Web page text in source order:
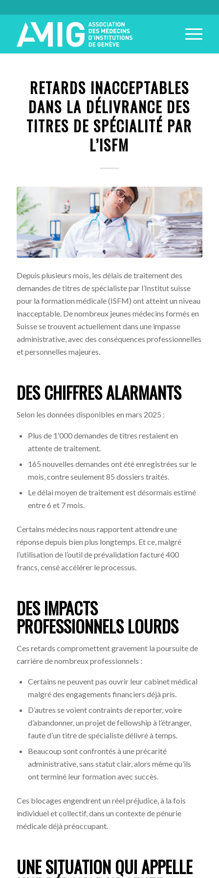
RETARDS INACCEPTABLES
DANS LA DÉLIVRANCE DES
TITRES DE SPÉCIALITÉ PAR
L’ISFM
Depuis plusieurs mois, les délais de traitement des
demandes de titres de spécialiste par l’Institut suisse
pour la formation médicale (ISFM) ont atteint un niveau
inacceptable. De nombreux jeunes médecins formés en
Suisse se trouvent actuellement dans une impasse
administrative, avec des conséquences professionnelles
et personnelles majeures.
DES CHIFFRES ALARMANTS
Selon les données disponibles en mars 2025 :
Plus de 1’000 demandes de titres restaient en
attente de traitement.
165 nouvelles demandes ont été enregistrées sur le
mois, contre seulement 85 dossiers traités.
Le délai moyen de traitement est désormais estimé
entre 6 et 7 mois.
Certains médecins nous rapportent attendre une
réponse depuis bien plus longtemps. Et ce, malgré
l’utilisation de l’outil de prévalidation facturé 400
francs, censé accélérer le processus.
DES IMPACTS
PROFESSIONNELS LOURDS
Ces retards compromettent gravement la poursuite de
carrière de nombreux professionnels :
Certains ne peuvent pas ouvrir leur cabinet médical
malgré des engagements financiers déjà pris.
D’autres se voient contraints de reporter, voire
d’abandonner, un projet de fellowship à l’étranger,
faute d’un titre de spécialiste délivré à temps.
Beaucoup sont confrontés à une précarité
administrative, sans statut clair, alors même qu’ils
ont terminé leur formation avec succès.
Ces blocages engendrent un réel préjudice, à la fois
individuel et collectif, dans un contexte de pénurie
médicale déjà préoccupant.
UNE SITUATION QUI APPELLE